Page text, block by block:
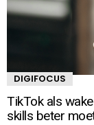
DIGIFOCUS
TikTok als
skills beter